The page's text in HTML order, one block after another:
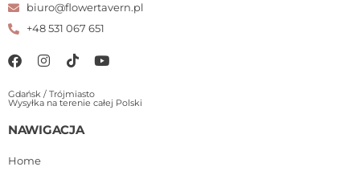
biuro@flowertavern.pl
+48 531 067 651
Gdańsk / Trójmiasto
Wysyłka na terenie całej Polski
NAWIGACJA
Home